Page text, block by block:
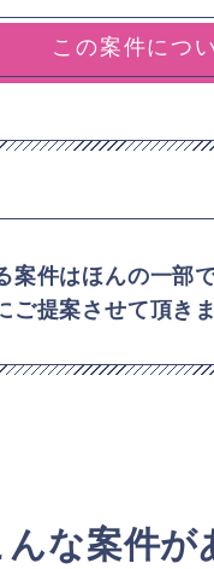
案件はほんの一部
ご提案させて頂き
な案件が